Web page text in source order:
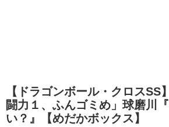
【ドラゴンボール・クロスSS
闘力１、ふんゴミめ」球磨川
い？』【めだかボックス】